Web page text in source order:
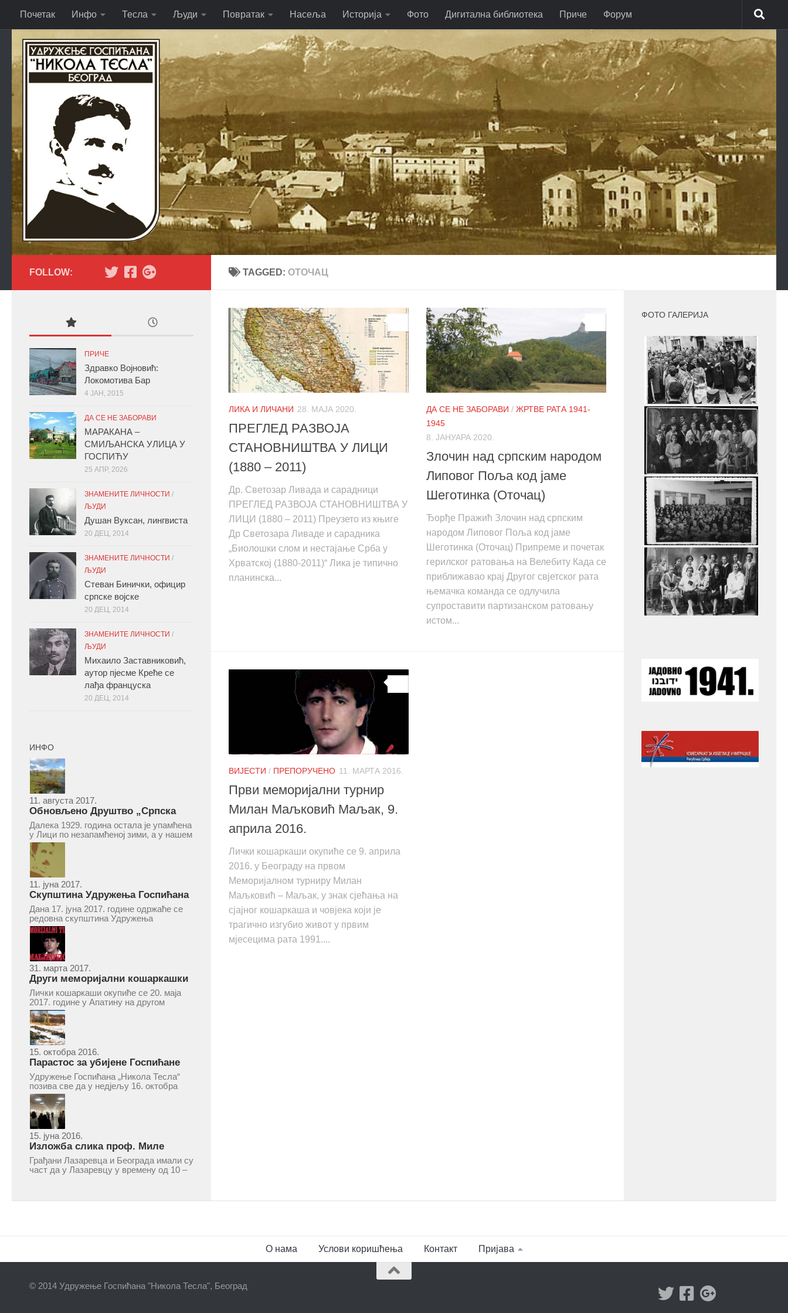
Skip to content
Почетак Инфо Тесла Људи Повратак Насеља Историја Фото Дигитална библиотека Приче Форум
TAGGED: ОТОЧАЦ
ЛИКА И ЛИЧАНИ 28. МАЈА 2020.
ПРЕГЛЕД РАЗВОЈА
СТАНОВНИШТВА У ЛИЦИ
(1880 – 2011)
Др. Светозар Ливада и сарадници
ПРЕГЛЕД РАЗВОЈА СТАНОВНИШТВА У
ЛИЦИ (1880 – 2011) Преузето из књиге
Др Светозара Ливаде и сарадника
„Биолошки слом и нестајање Срба у
Хрватској (1880-2011)“ Лика је типично
планинска...
ДА СЕ НЕ ЗАБОРАВИ / ЖРТВЕ РАТА 1941-
1945
8. ЈАНУАРА 2020.
Злочин над српским народом
Липовог Поља код јаме
Шеготинка (Оточац)
Ђорђе Пражић Злочин над српским
народом Липовог Поља код јаме
Шеготинка (Оточац) Припреме и почетак
герилског ратовања на Велебиту Када се
приближавао крај Другог свјетског рата
њемачка команда се одлучила
супроставити партизанском ратовању
истом...
ВИЈЕСТИ / ПРЕПОРУЧЕНО 11. МАРТА 2016.
Први меморијални турнир
Милан Маљковић Маљак, 9.
априла 2016.
Лички кошаркаши окупиће се 9. априла
2016. у Београду на првом
Меморијалном турниру Милан
Маљковић – Маљак, у знак сјећања на
сјајног кошаркаша и човјека који је
трагично изгубио живот у првим
мјесецима рата 1991....
FOLLOW:
ПРИЧЕ
Здравко Војновић:
Локомотива Бар
4 ЈАН, 2015
ДА СЕ НЕ ЗАБОРАВИ
МАРАКАНА –
СМИЉАНСКА УЛИЦА У
ГОСПИЋУ
25 АПР, 2026
ЗНАМЕНИТЕ ЛИЧНОСТИ /
ЉУДИ
Душан Вуксан, лингвиста
20 ДЕЦ, 2014
ЗНАМЕНИТЕ ЛИЧНОСТИ /
ЉУДИ
Стеван Бинички, официр
српске војске
20 ДЕЦ, 2014
ЗНАМЕНИТЕ ЛИЧНОСТИ /
ЉУДИ
Михаило Заставниковић,
аутор пјесме Креће се
лађа француска
20 ДЕЦ, 2014
ИНФО
11. августа 2017.
Обновљено Друштво „Српска
народна читаоница и књижница“
у Врепцу
Далека 1929. година остала је упамћена
у Лици по незапамћеној зими, а у нашем
Врепцу и по оснивању Друштва „Српска
народна читаоница и књижница у
Врепцу“. Потакнути потребом за
културним и духовним уздизањем
група...
11. јуна 2017.
Скупштина Удружења Госпићана
„Никола Тесла“ у суботу 17. јуна
2017.
Дана 17. јуна 2017. године одржаће се
редовна скупштина Удружења
Госпићана „Никола Тесла“ Београд.
Скупштина ће се одржати у простору
ресторана „Тесла“, Савски трг бр. 9
Београд, у 11 часова. За Скупштину је
предложен...
31. марта 2017.
Други меморијални кошаркашки
турнир „Милан Маљковић
Маљак“ у Апатину 20. маја 2017.
Лички кошаркаши окупиће се 20. маја
2017. године у Апатину на другом
меморијалном кошаркашком турниру
„Милан Маљковић Маљак“. Као и
прошле године, учествоваће екипе
Госпића, Личког Осика, Плашког, као и
комбинована екипа кошаркаша из...
15. октобра 2016.
Парастос за убијене Госпићане
Удружење Госпићана „Никола Тесла“
позива све да у недјељу 16. октобра
2016, с почетком у 10.30 часова дођу
у цркву Светог оца Николаја у Борчи
(Улица Вука Караџића 1), гдје ће бити
служен парастос за...
15. јуна 2016.
Изложба слика проф. Миле
Рајшића у Лазаревцу
Грађани Лазаревца и Београда имали су
част да у Лазаревцу у времену од 10 –
ФОТО ГАЛЕРИЈА
О нама Услови коришћења Контакт Пријава
© 2014 Удружење Госпићана "Никола Тесла", Београд